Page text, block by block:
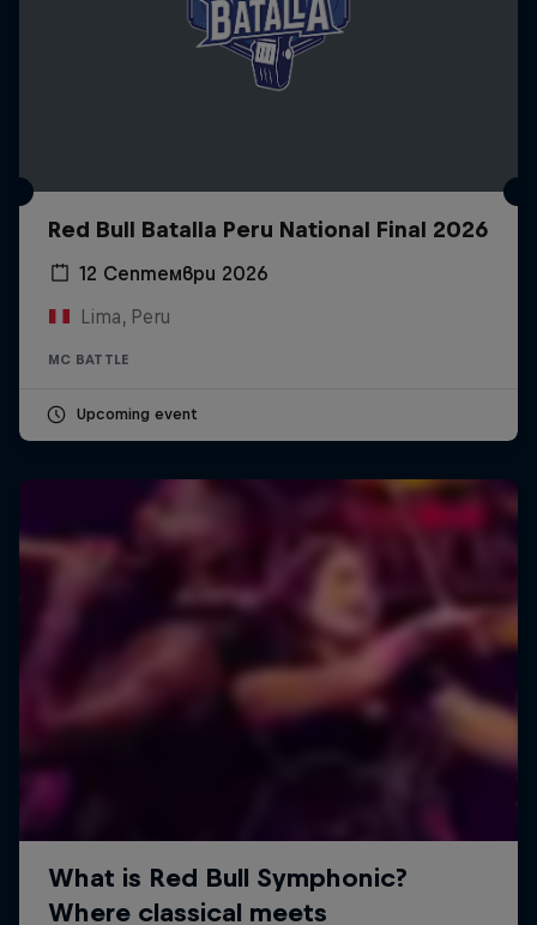
Red Bull Batalla Peru National Final 2026
12 Септември 2026
Lima, Peru
MC BATTLE
Upcoming event